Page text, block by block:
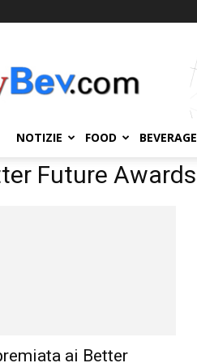
NOTIZIE FOOD BEVERAGE
Future Awards
ai Better